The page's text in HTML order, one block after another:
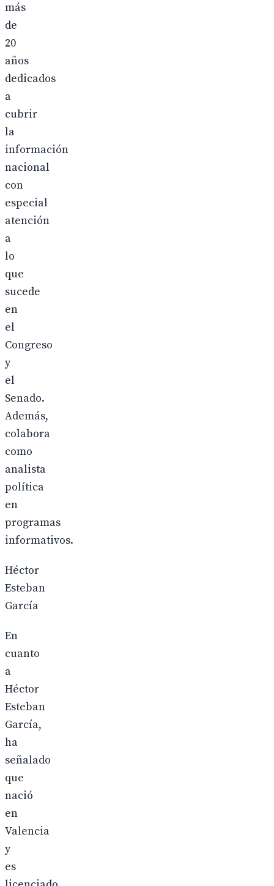
más
de
20
años
dedicados
a
cubrir
la
información
nacional
con
especial
atención
a
lo
que
sucede
en
el
Congreso
y
el
Senado.
Además,
colabora
como
analista
política
en
programas
informativos.
Héctor
Esteban
García
En
cuanto
a
Héctor
Esteban
García,
ha
señalado
que
nació
en
Valencia
y
es